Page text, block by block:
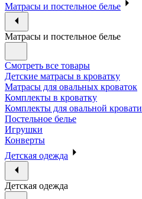
Матрасы и постельное белье
Матрасы и постельное белье
Смотреть все товары
Детские матрасы в кроватку
Матрасы для овальных кроваток
Комплекты в кроватку
Комплекты для овальной кровати
Постельное белье
Игрушки
Конверты
Детская одежда
Детская одежда